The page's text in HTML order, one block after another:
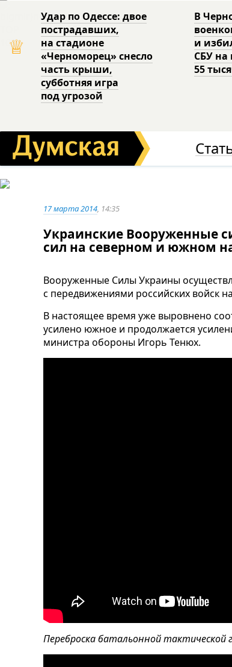
♕
Удар по Одессе: двое
пострадавших,
на стадионе
«Черноморец» снесло
часть крыши,
субботняя игра
под угрозой
В
и
СБУ на
55
17 марта 2014, 14:35
Украинские Вооруженные
сил на северном и южном
Вооруженные Силы Украины
с передвижениями российских войск
В настоящее время уже выровнено
усилено южное и продолжается
министра обороны Игорь Тенюх.
Переброска батальонной тактической